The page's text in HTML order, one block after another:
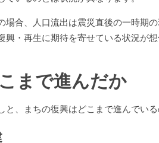
場合、人口流出は震災直後の一時期
興・再生に期待を寄せている状況が想
まで進んだか
と、まちの復興はどこまで進んでいる